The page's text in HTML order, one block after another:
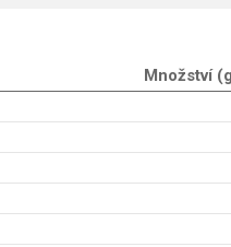
Množství